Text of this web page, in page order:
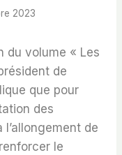
2023
du volume « Les
de
que pour
des
de
le